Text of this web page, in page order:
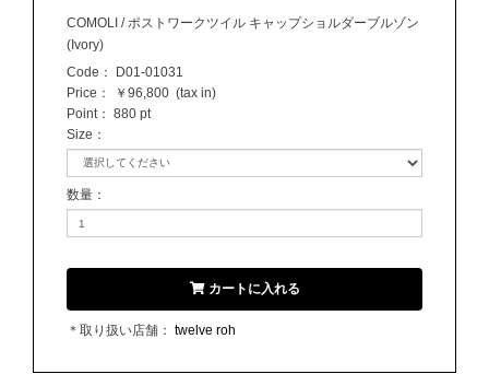
COMOLI / ポストワークツイル キャップショルダーブルゾン
(Ivory)
Code：
D01-01031
Price：
￥96,800 (tax in)
Point： 880 pt
Size ：
数量 ：
カートに入れる
＊取り扱い店舗： twelve roh